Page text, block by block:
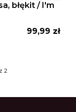
błękit / I'm
Cena
99,99 zł
strony z
z 2